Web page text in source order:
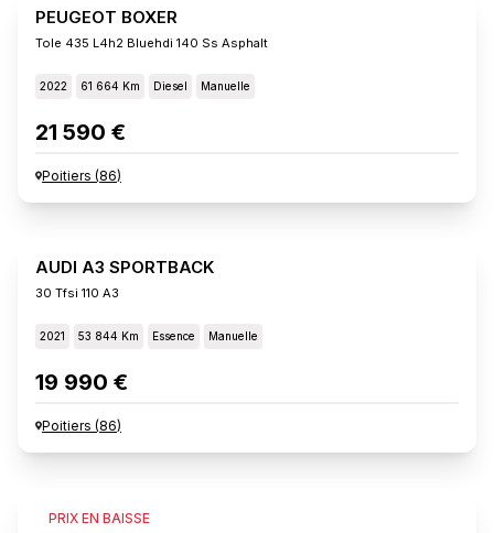
PEUGEOT BOXER
Tole 435 L4h2 Bluehdi 140 Ss Asphalt
2022 61 664 Km Diesel Manuelle
21 590 €
Poitiers (86)
AUDI A3 SPORTBACK
30 Tfsi 110 A3
2021 53 844 Km Essence Manuelle
19 990 €
Poitiers (86)
PRIX EN BAISSE
FIAT SCUDO